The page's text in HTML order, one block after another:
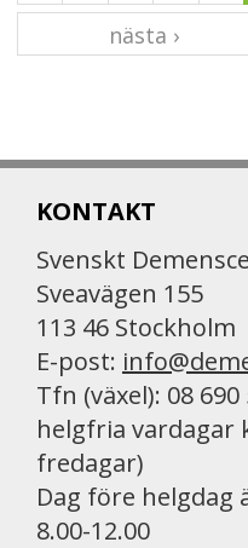
nästa ›
KONTAKT
Svenskt
Sveavägen 155
113 46 Stockholm
E-post:
Tfn (växel): 08
helgfria vardagar
fredagar)
Dag före helgdag
8.00-12.00